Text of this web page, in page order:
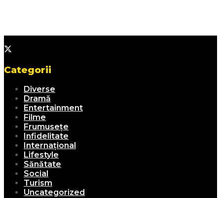
Categorii
Diverse
Dramă
Entertainment
Filme
Frumusețe
Infidelitate
Internațional
Lifestyle
Sănătate
Social
Turism
Uncategorized